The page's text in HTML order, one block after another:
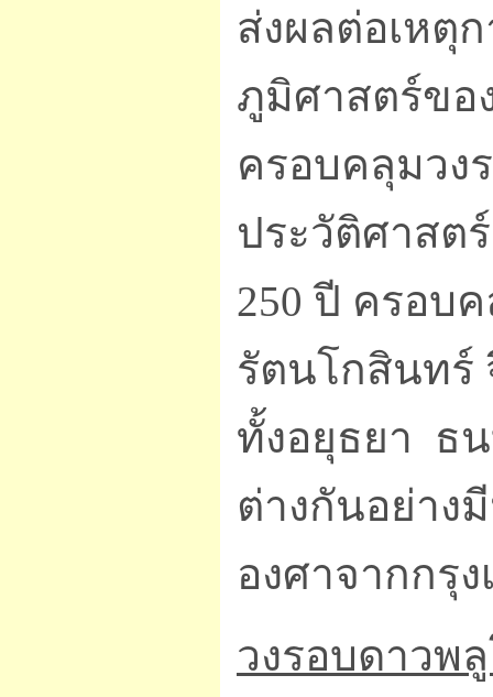
ส่งผลต่อเหตุ
ภูมิศาสตร์ขอ
ครอบคลุมวง
ประวัติศาสต
250 ปี ครอบ
รัตนโกสินทร์
ทั้งอยุธยา ธ
ต่างกันอย่าง
องศาจากกรุ
วงรอบดาวพ